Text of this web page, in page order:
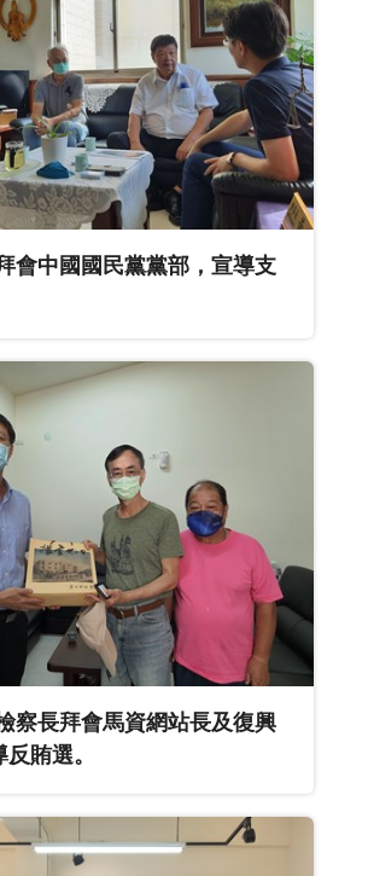
會中國國民黨黨部，宣導支
察長拜會馬資網站長及復興
賄選。